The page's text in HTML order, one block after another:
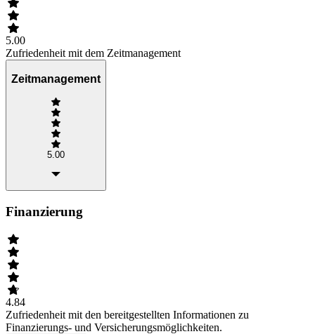
5.00
Zufriedenheit mit dem Zeitmanagement
Zeitmanagement
5.00
Finanzierung
4.84
Zufriedenheit mit den bereitgestellten Informationen zu
Finanzierungs- und Versicherungsmöglichkeiten.